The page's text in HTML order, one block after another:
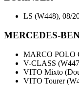
LS (W448), 08/
MERCEDES-
MARCO POLO
V-CLASS
VITO Mixto
VITO Tourer